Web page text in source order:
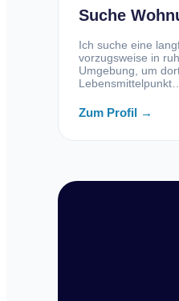
Suche
Ich suche eine
vorzugsweise in
Umgebung, um
Lebensmittelpunkt…
Zum Profil →